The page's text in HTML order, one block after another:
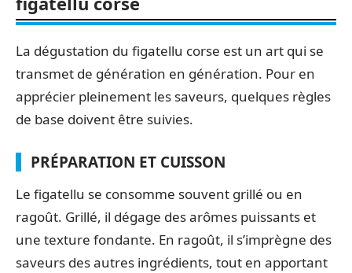
La dégustation du figatellu corse est un art qui se
transmet de génération en génération. Pour en
apprécier pleinement les saveurs, quelques règles
de base doivent être suivies.
PRÉPARATION ET CUISSON
Le figatellu se consomme souvent grillé ou en
ragoût. Grillé, il dégage des arômes puissants et
une texture fondante. En ragoût, il s’imprègne des
saveurs des autres ingrédients, tout en apportant